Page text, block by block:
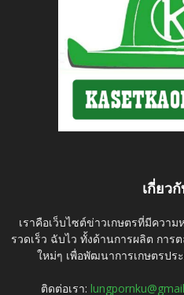
เกี่ยวกั
เราคือเว็บไซต์ข่าวเกษตรที่มีควา
รวดเร็ว ฉับไว ทั้งด้านการผลิต กา
ใหม่ๆ เพื่อพัฒนาการเกษตรปร
ติดต่อเรา: